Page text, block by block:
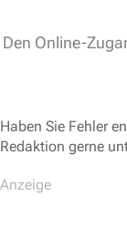
Den Online-
Haben Sie Fehler
Redaktion gerne